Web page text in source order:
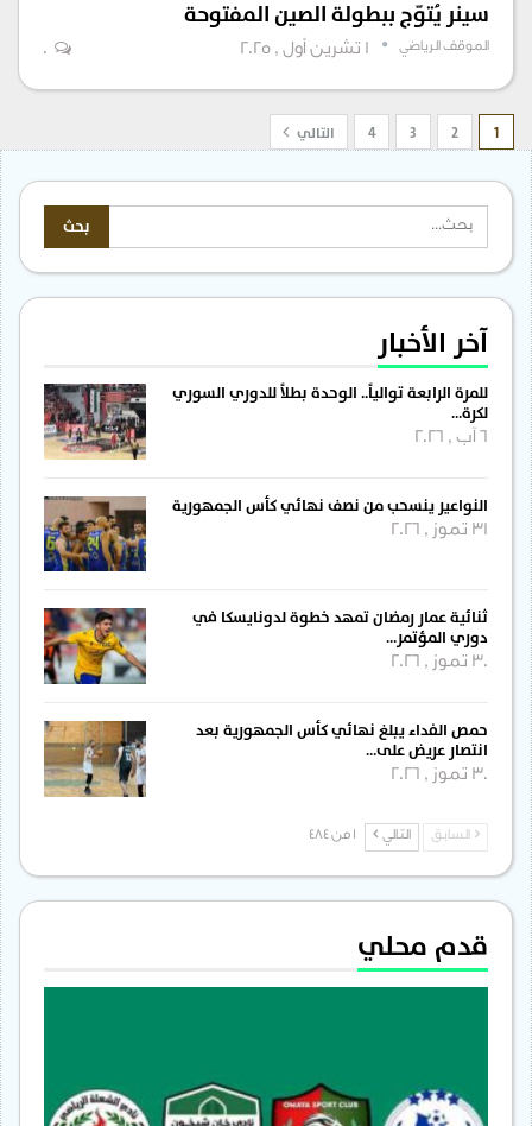
سينر يُتوّج ببطولة الصين المفتوحة
الموقف الرياضي 0
التالي
آخر الأخبار
للمرة الرابعة توالياً.. الوحدة بطلاً للدوري السوري
لكرة…
النواعير ينسحب من نصف نهائي كأس الجمهورية
31 تموز , 2026
ثنائية عمار رمضان تمهد خطوة لدونايسكا في
دوري المؤتمر…
30 تموز , 2026
حمص الفداء يبلغ نهائي كأس الجمهورية بعد
انتصار عريض على…
30 تموز , 2026
السابق التالي
قدم محلي